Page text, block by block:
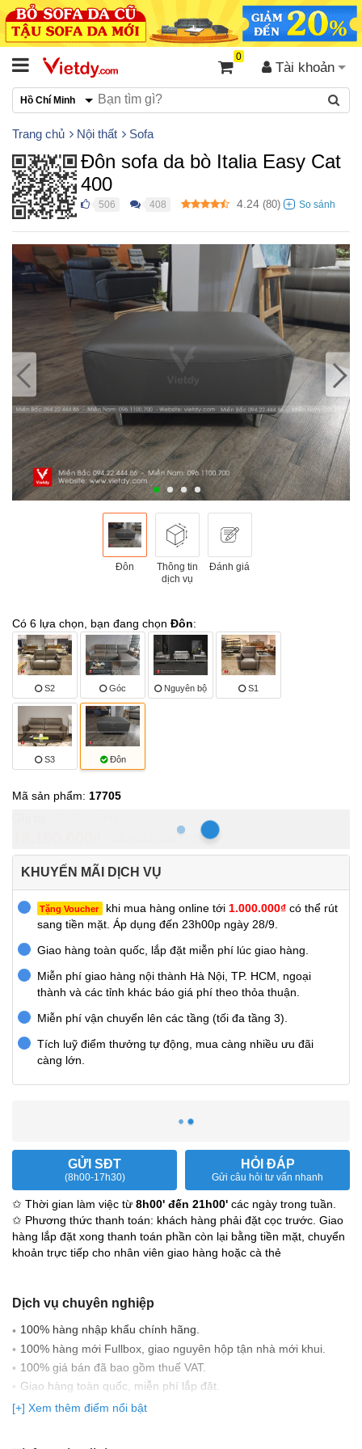
Tài khoản
0
Hồ Chí Minh
Trang chủ Nội thất Sofa
Đôn sofa da bò Italia Easy Cat
400
506 408 4.24 (80)
Đôn
Thông tin
dịch vụ
Đánh giá
Có 6 lựa chọn, bạn đang chọn Đôn:
S2 Góc Nguyên bộ S1
S3 Đôn
Mã sản phẩm: 17705
-35%
KHUYẾN MÃI DỊCH VỤ
Tặng Voucher khi mua hàng online tới 1.000.000₫ có thể rút
sang tiền mặt. Áp dụng đến 23h00p ngày 28/9.
Giao hàng toàn quốc, lắp đặt miễn phí lúc giao hàng.
Miễn phí giao hàng nội thành Hà Nội, TP. HCM, ngoại
thành và các tỉnh khác báo giá phí theo thỏa thuận.
Miễn phí vận chuyển lên các tầng (tối đa tầng 3).
Tích luỹ điểm thưởng tự động, mua càng nhiều ưu đãi
càng lớn.
GỬI SĐT
(8h00-17h30)
HỎI ĐÁP
Gửi câu hỏi tư vấn nhanh
✩ Thời gian làm việc từ 8h00' đến 21h00' các ngày trong tuần.
✩ Phương thức thanh toán: khách hàng phải đặt cọc trước. Giao
hàng lắp đặt xong thanh toán phần còn lại bằng tiền mặt, chuyển
khoản trực tiếp cho nhân viên giao hàng hoặc cà thẻ
Dịch vụ chuyên nghiệp
100% hàng nhập khẩu chính hãng.
100% hàng mới Fullbox, giao nguyên hộp tận nhà mới khui.
100% giá bán đã bao gồm thuế VAT.
Giao hàng toàn quốc, miễn phí lắp đặt.
Có đầy đủ giấy tờ nhập khẩu: Bill nhập khẩu, CO, CQ, Parking
[+] Xem thêm điểm nổi bật